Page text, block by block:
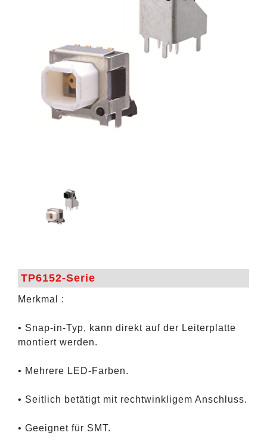
TP6152-Serie
Merkmal :
• Snap-in-Typ, kann direkt auf der Leiterplatte
montiert werden.
• Mehrere LED-Farben.
• Seitlich betätigt mit rechtwinkligem Anschluss.
• Geeignet für SMT.